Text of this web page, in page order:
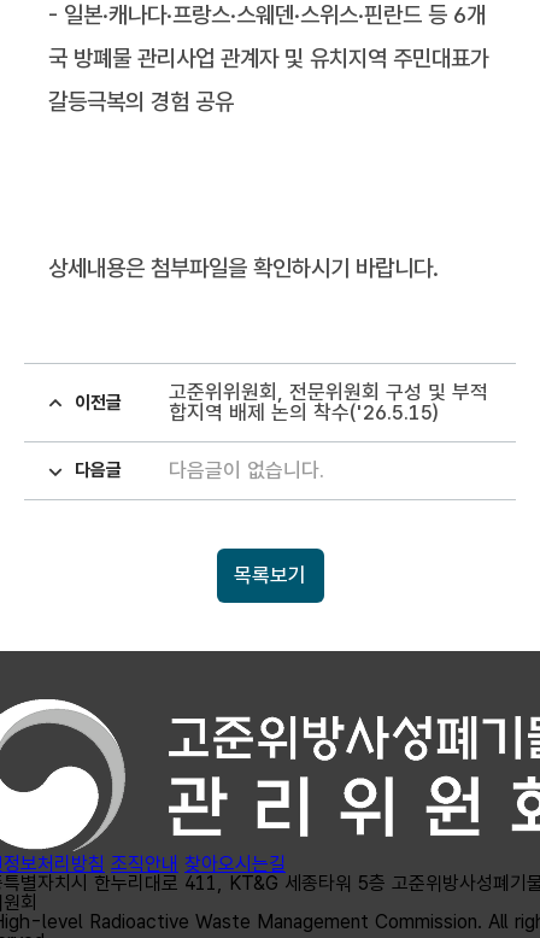
- 일본·캐나다·프랑스·스웨덴·스위스·핀란드 등 6개
국 방폐물 관리사업 관계자 및 유치지역 주민대표가
갈등극복의 경험 공유
상세내용은 첨부파일을 확인하시기 바랍니다.
이전글
고준위위원회, 전문위원회 구성 및 부적
합지역 배제 논의 착수('26.5.15)
다음글 다음글이 없습니다.
목록보기
보처리방침 조직안내 찾아오시는길
특별자치시 한누리대로 411, KT&G 세종타워 5층 고준위방사성폐기
회
level Radioactive Waste Management Commission. All